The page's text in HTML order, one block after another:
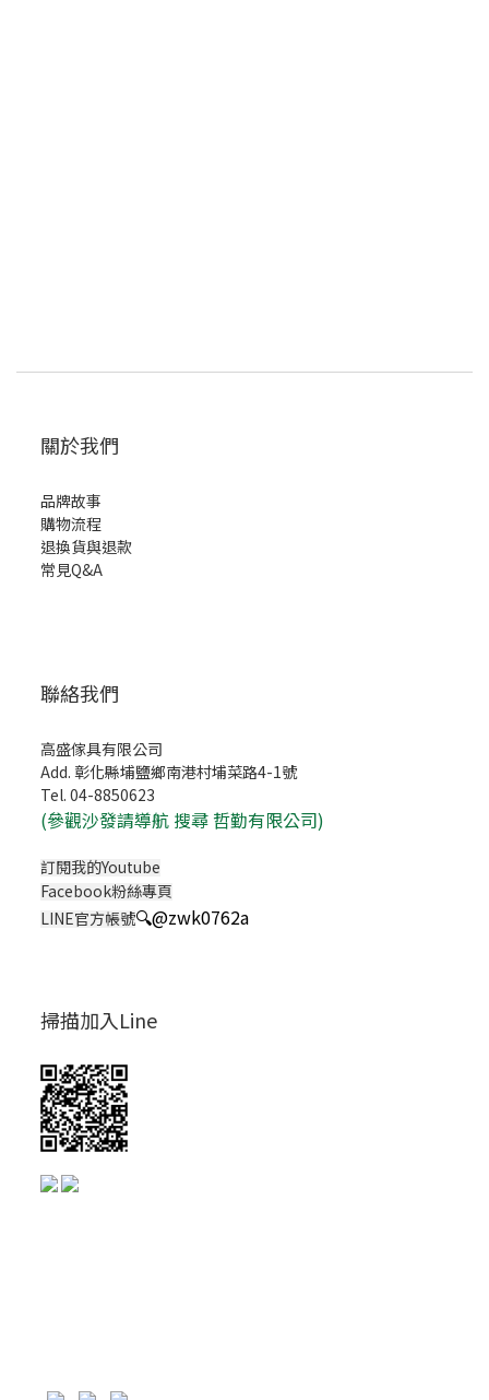
關於我們
品牌故事
購物流程
退換貨與退款
常見Q&A
聯絡我們
高盛傢具有限公司
Add. 彰化縣埔鹽鄉南港村埔菜路4-1號
Tel. 04-8850623
(參觀沙發請導航 搜尋 哲勤有限公司)
訂閱我的Youtube
Facebook粉絲專頁
LINE官方帳號🔍@zwk0762a
掃描加入Line